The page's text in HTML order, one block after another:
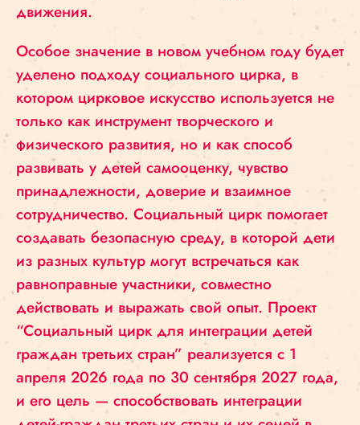
движения.
Особое значение в новом учебном году будет
уделено подходу социального цирка, в
котором цирковое искусство используется не
только как инструмент творческого и
физического развития, но и как способ
развивать у детей самооценку, чувство
принадлежности, доверие и взаимное
сотрудничество. Социальный цирк помогает
создавать безопасную среду, в которой дети
из разных культур могут встречаться как
равноправные участники, совместно
действовать и выражать свой опыт. Проект
“Социальный цирк для интеграции детей
граждан третьих стран” реализуется с 1
апреля 2026 года по 30 сентября 2027 года,
и его цель — способствовать интеграции